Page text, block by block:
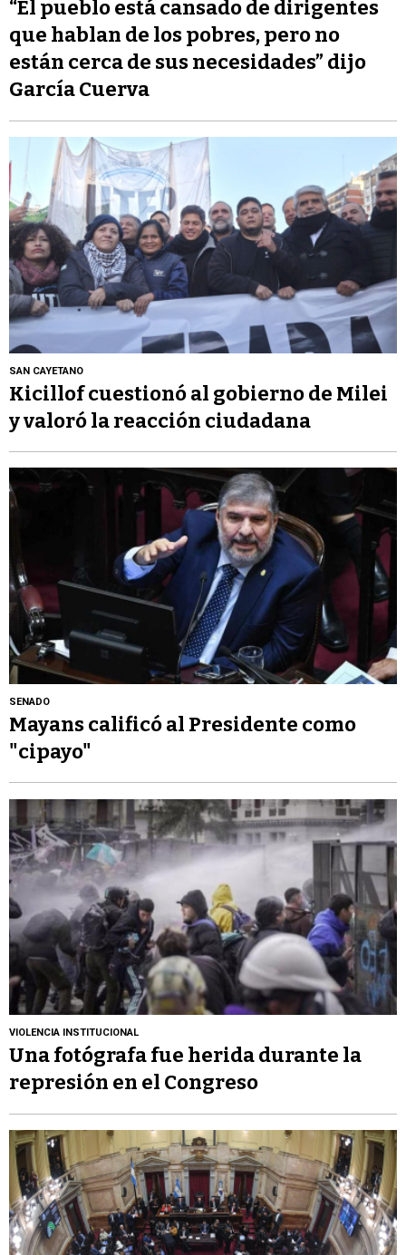
“El pueblo está cansado de dirigentes
que hablan de los pobres, pero no
están cerca de sus necesidades” dijo
García Cuerva
SAN CAYETANO
Kicillof cuestionó al gobierno de Milei
y valoró la reacción ciudadana
SENADO
Mayans calificó al Presidente como
"cipayo"
VIOLENCIA INSTITUCIONAL
Una fotógrafa fue herida durante la
represión en el Congreso